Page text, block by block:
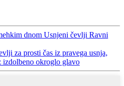
dnom Usnjeni čevlji Ravni
za prosti čas iz pravega usnja,
izdolbeno okroglo glavo